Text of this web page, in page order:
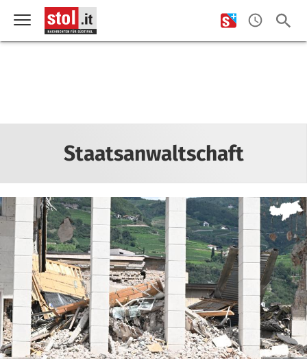
Staatsanwaltschaft